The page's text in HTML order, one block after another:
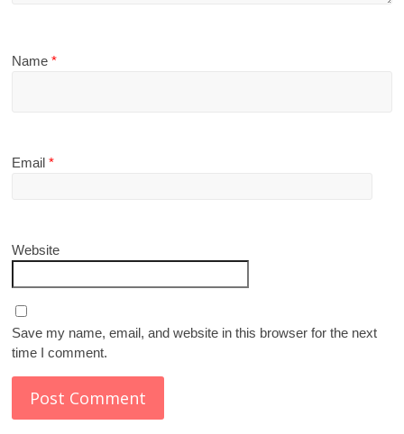
Name*
Email*
Website
Save my name, email, and website in this browser for the next
time I comment.